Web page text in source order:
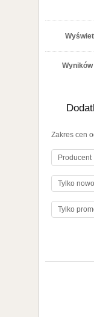
Zakres cen
Producent
Tylko
Tylko